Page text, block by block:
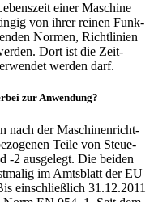
einer Maschine
von ihrer reinen Funk­
Normen, Richt­li­nien
Dort ist die Zeit­
werden darf.
zur Anwen­dung?
nach der Maschi­nen­richt­
Teile von Steue­
‑2 ausge­legt. Die beiden
im Amts­blatt der EU
einschließ­lich 31.12.2011